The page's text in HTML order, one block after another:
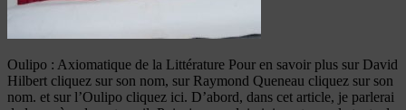
Oulipo : Axiomatique de la Littérature Pour en savoir plus sur David
Hilbert cliquez sur son nom, sur Raymond Queneau cliquez sur son
nom. et sur l’Oulipo cliquez ici. D’abord, dans cet article, je parlerai